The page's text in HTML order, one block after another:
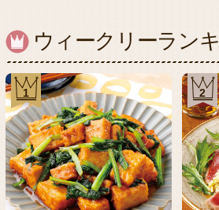
ウィークリーラン
1 2